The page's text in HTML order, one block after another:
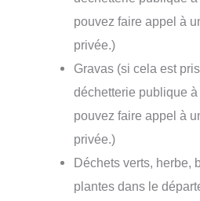
pouvez faire appel à
privée.)
Gravas (si cela est
déchetterie publique
pouvez faire appel à
privée.)
Déchets verts, herbe,
plantes dans le